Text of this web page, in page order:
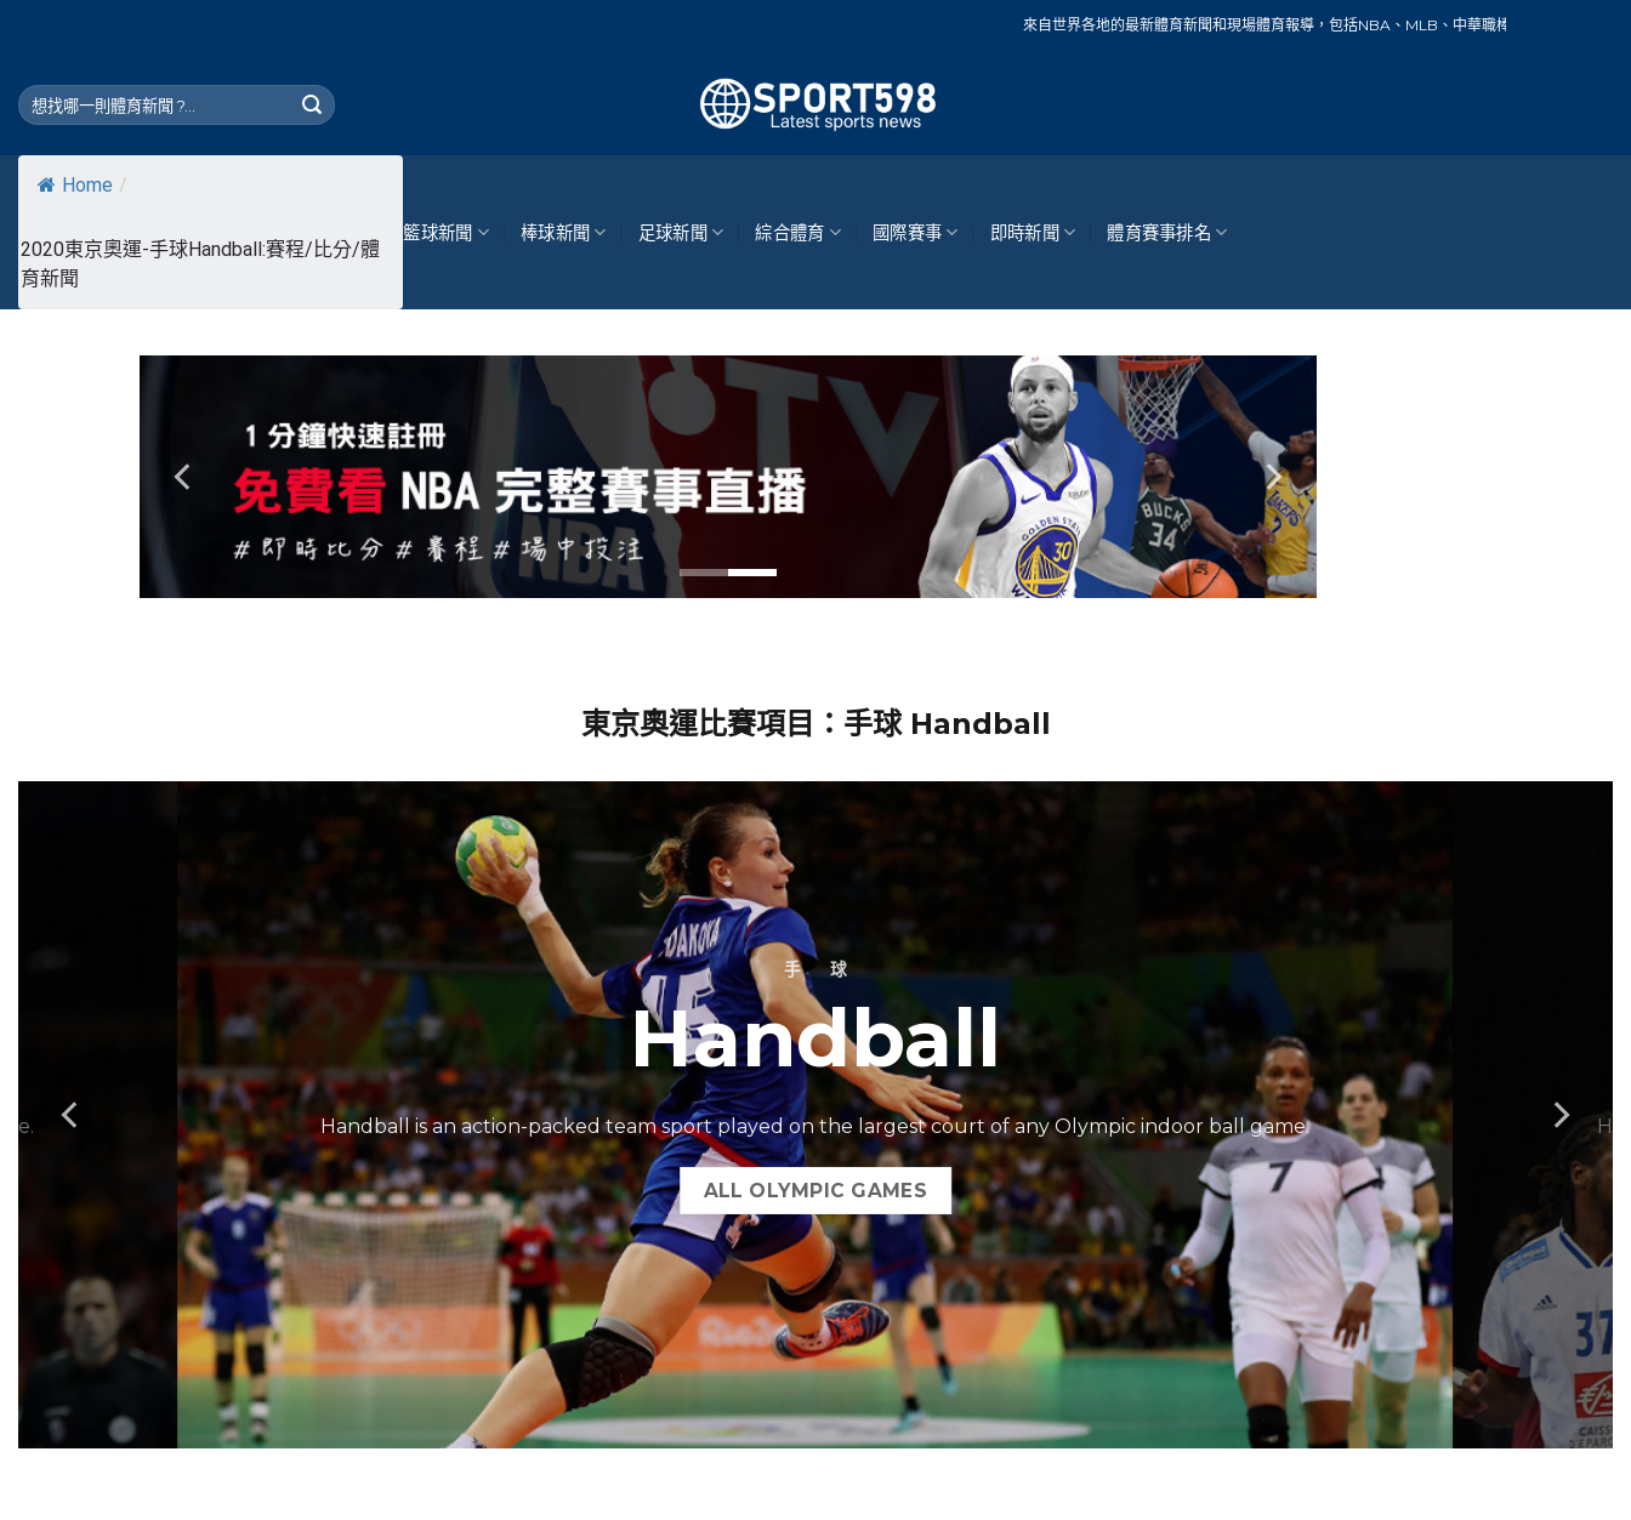
來自世界各地的最新體育新聞和現場體育報導，包括NBA、MLB、中華職棒、籃球、網球、足球、賽車、自行車、馬
Home /
2020東京奧運-手球Handball:賽程/比分/體
育新聞
籃球新聞 棒球新聞 足球新聞 綜合體育 國際賽事 即時新聞 體育賽事排名
東京奧運比賽項目：手球 Handball
手 球
Handball
Handball is an action-packed team sport played on the largest court of any Olympic indoor ball game.
ALL OLYMPIC GAMES